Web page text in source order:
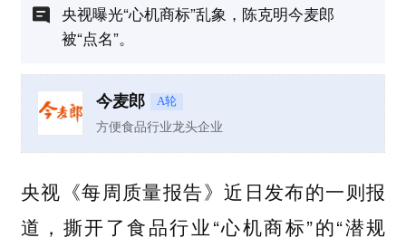
央视曝光“心机商标”乱象，陈克明今麦郎
被“点名”。
今麦郎 A轮
方便食品行业龙头企业
央视《每周质量报告》近日发布的一则报
道，撕开了食品行业“心机商标”的“潜规